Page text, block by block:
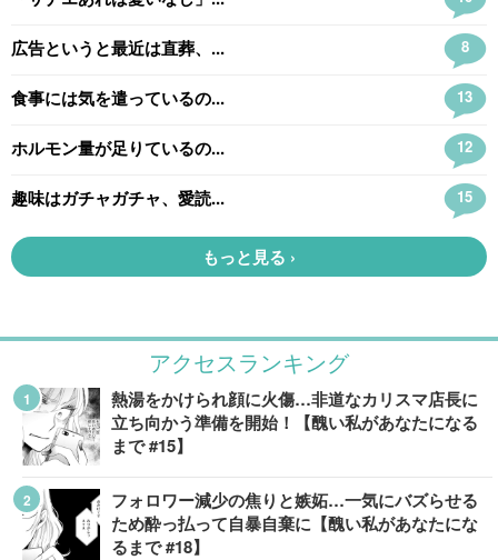
アクセスランキング
熱湯をかけられ顔に火傷…非道なカリスマ店長に
立ち向かう準備を開始！【醜い私があなたになる
まで #15】
フォロワー減少の焦りと嫉妬…一気にバズらせる
ため酔っ払って自暴自棄に【醜い私があなたにな
るまで #18】